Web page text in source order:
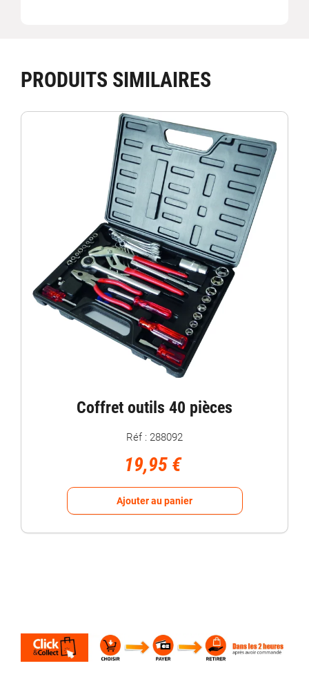
PRODUITS SIMILAIRES
Coffret outils 40 pièces
Réf : 288092
19,95 €
Ajouter au panier